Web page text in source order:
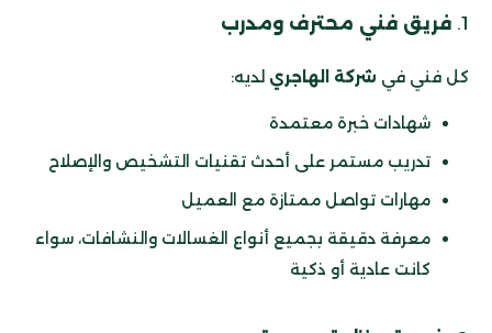
1. فريق فني محترف ومدرب
كل فني في شركة الهاجري لديه:
شهادات خبرة معتمدة
تدريب مستمر على أحدث تقنيات التشخيص والإصلاح
مهارات تواصل ممتازة مع العميل
معرفة دقيقة بجميع أنواع الغسالات والنشافات، سواء
كانت عادية أو ذكية